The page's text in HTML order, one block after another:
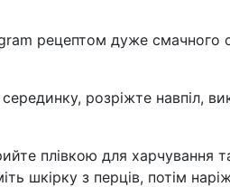
рецептом дуже
розріжте навпіл,
плівкою для харчування
шкірку з перців, потім